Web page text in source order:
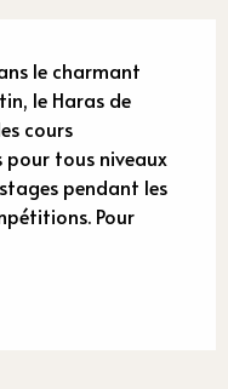
le charmant
le Haras de
cours
tous niveaux
pendant les
Pour